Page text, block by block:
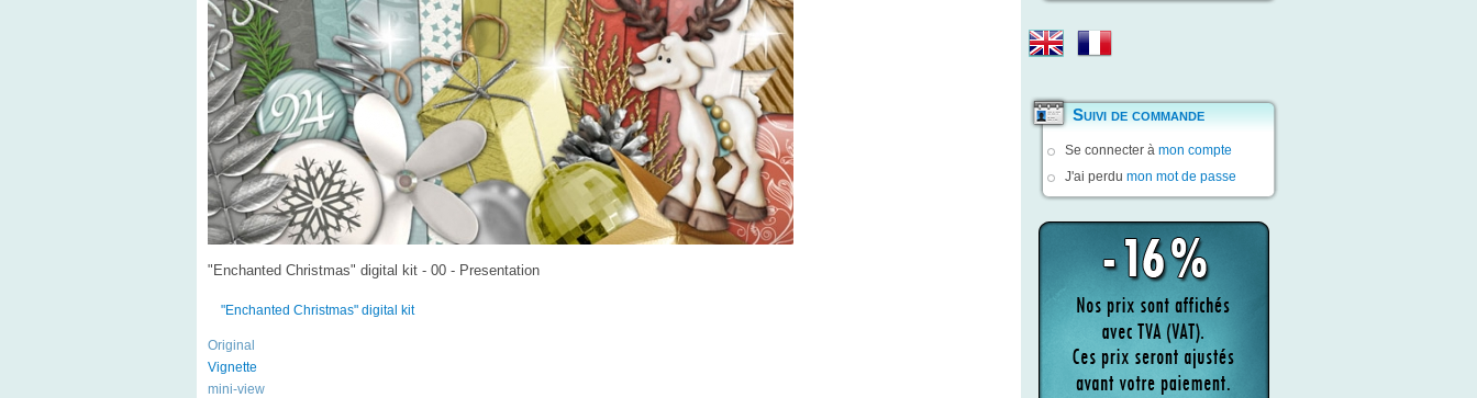
"Enchanted Christmas" digital kit - 00 - Presentation
"Enchanted Christmas" digital kit
Original
Vignette
mini-view
Suivi de commande
Se connecter à mon compte
J'ai perdu mon mot de passe